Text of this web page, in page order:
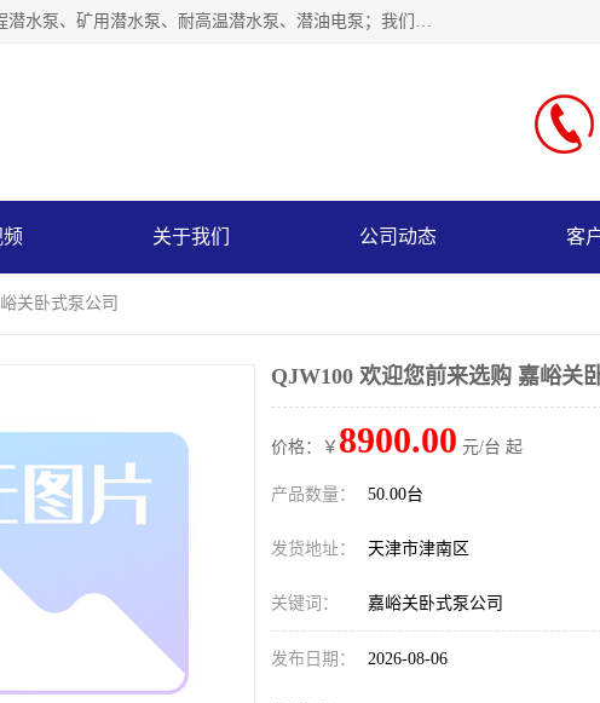
天津奥特泵业有限公司主要从事：不锈钢潜水泵、大流量潜水泵、高扬程潜水泵、矿用潜水泵、耐高温潜水泵、潜油电泵；我们以开发研制生产各种用途的水泵为主，历经十多年艰苦创业，已成为总资产达伍仟多万元，占地面积1万多平方米，年生产能力几百万（台）套，形成集设计研发、制造安装、技术服务于一体的现代规模型企业。
关于我们 公司动态 客
关卧式泵公司
QJW100 欢迎您前来选购 嘉峪关
价格：￥ 8900.00 元/台 起
产品数量： 50.00台
发货地址： 天津市津南区
关键词： 嘉峪关卧式泵公司
发布日期： 2026-08-06